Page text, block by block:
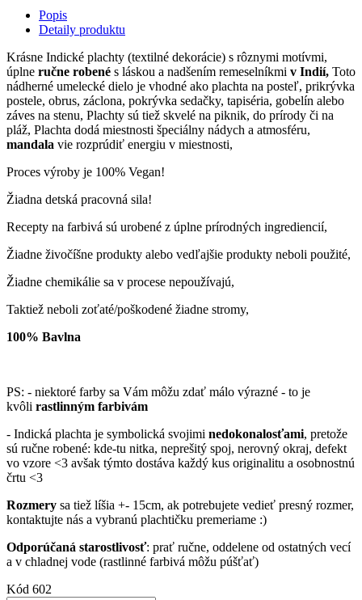
Popis
Detaily produktu
Krásne Indické plachty (textilné dekorácie) s rôznymi motívmi,
úplne ručne robené s láskou a nadšením remeselníkmi v Indií, Toto
nádherné umelecké dielo je vhodné ako plachta na posteľ, prikrývka
postele, obrus, záclona, pokrývka sedačky, tapiséria, gobelín alebo
záves na stenu, Plachty sú tiež skvelé na piknik, do prírody či na
pláž, Plachta dodá miestnosti špeciálny nádych a atmosféru,
mandala vie rozprúdiť energiu v miestnosti,
Proces výroby je 100% Vegan!
Žiadna detská pracovná sila!
Recepty na farbivá sú urobené z úplne prírodných ingrediencií,
Žiadne živočíšne produkty alebo vedľajšie produkty neboli použité,
Žiadne chemikálie sa v procese nepoužívajú,
Taktiež neboli zoťaté/poškodené žiadne stromy,
100% Bavlna
PS: - niektoré farby sa Vám môžu zdať málo výrazné - to je
kvôli rastlinným farbivám
- Indická plachta je symbolická svojimi nedokonalosťami, pretože
sú ručne robené: kde-tu nitka, neprešitý spoj, nerovný okraj, defekt
vo vzore <3 avšak týmto dostáva každý kus originalitu a osobnostnú
črtu <3
Rozmery sa tiež líšia +- 15cm, ak potrebujete vedieť presný rozmer,
kontaktujte nás a vybranú plachtičku premeriame :)
Odporúčaná starostlivosť: prať ručne, oddelene od ostatných vecí
a v chladnej vode (rastlinné farbivá môžu púšťať)
Kód 602